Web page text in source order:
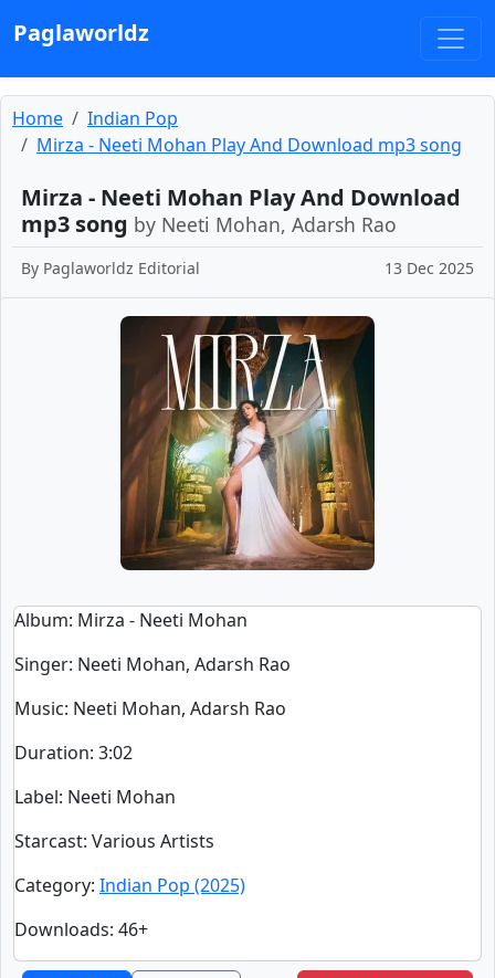
Paglaworldz
Home
Indian Pop
Mirza - Neeti Mohan Play And Download mp3 song
Mirza - Neeti Mohan Play And Download
mp3 song by Neeti Mohan, Adarsh Rao
By Paglaworldz Editorial 13 Dec 2025
Album: Mirza - Neeti Mohan
Singer: Neeti Mohan, Adarsh Rao
Music: Neeti Mohan, Adarsh Rao
Duration: 3:02
Label: Neeti Mohan
Starcast: Various Artists
Category: Indian Pop (2025)
Downloads: 46+